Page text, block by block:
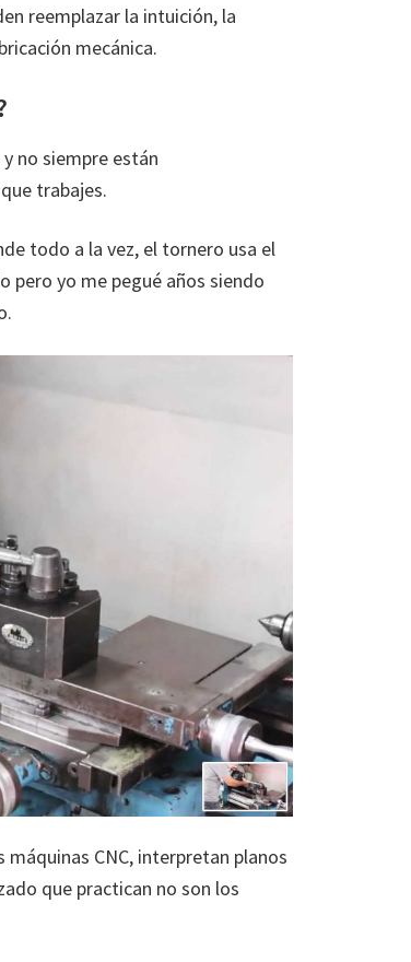
reemplazar la intuición, la
mecánica.
no siempre están
trabajes.
todo a la vez, el tornero usa el
pero yo me pegué años siendo
CNC, interpretan planos
que practican no son los